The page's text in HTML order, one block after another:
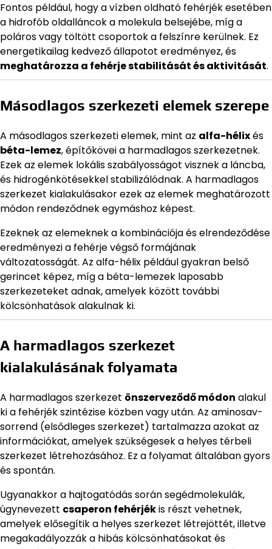
Fontos például, hogy a vízben oldható fehérjék esetében
a hidrofób oldalláncok a molekula belsejébe, míg a
poláros vagy töltött csoportok a felszínre kerülnek. Ez
energetikailag kedvező állapotot eredményez, és
meghatározza a fehérje stabilitását és aktivitását.
Másodlagos szerkezeti elemek szerepe
A másodlagos szerkezeti elemek, mint az alfa-hélixés
béta-lemez, építőkövei a harmadlagos szerkezetnek.
Ezek az elemek lokális szabályosságot visznek a láncba,
és hidrogénkötésekkel stabilizálódnak. A harmadlagos
szerkezet kialakulásakor ezek az elemek meghatározott
módon rendeződnek egymáshoz képest.
Ezeknek az elemeknek a kombinációja és elrendeződése
eredményezi a fehérje végső formájának
változatosságát. Az alfa-hélix például gyakran belső
gerincet képez, míg a béta-lemezek laposabb
szerkezeteket adnak, amelyek között további
kölcsönhatások alakulnak ki.
A harmadlagos szerkezet
kialakulásának folyamata
A harmadlagos szerkezet önszerveződő módon alakul
ki a fehérjék szintézise közben vagy után. Az aminosav-
sorrend (elsődleges szerkezet) tartalmazza azokat az
információkat, amelyek szükségesek a helyes térbeli
szerkezet létrehozásához. Ez a folyamat általában gyors
és spontán.
Ugyanakkor a hajtogatódás során segédmolekulák,
úgynevezett csaperon fehérjékis részt vehetnek,
amelyek elősegítik a helyes szerkezet létrejöttét, illetve
megakadályozzák a hibás kölcsönhatásokat és